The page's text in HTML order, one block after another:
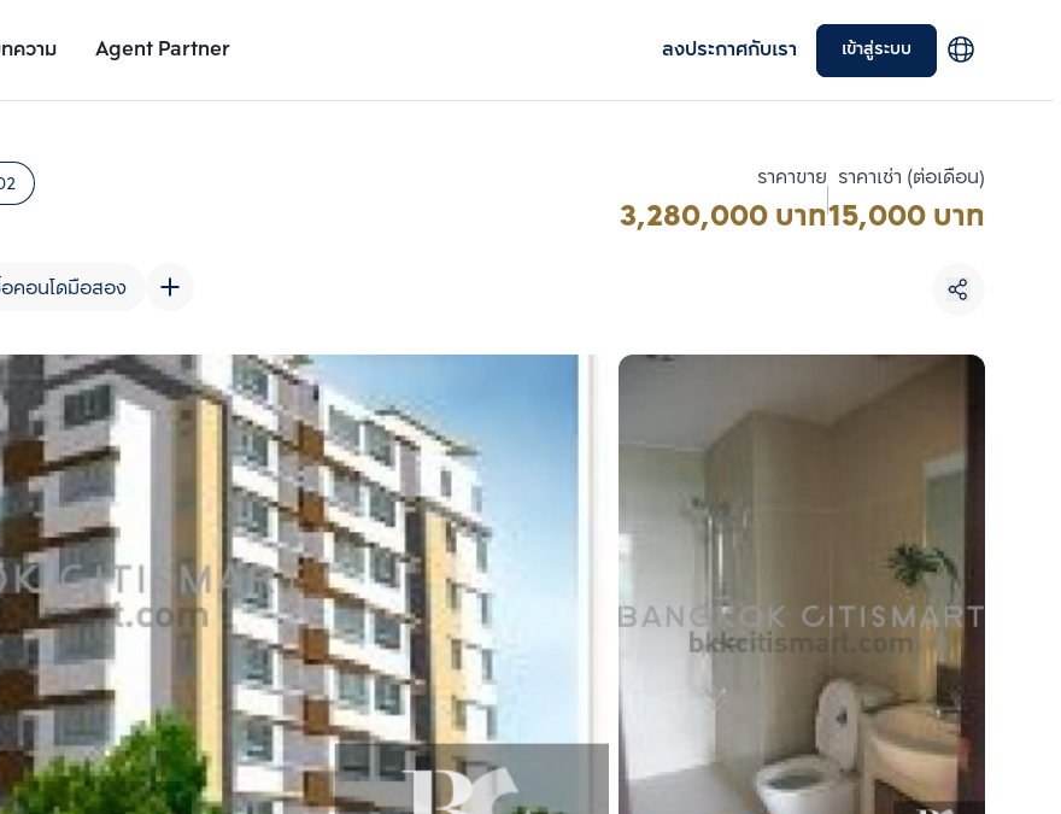
ความ Agent Partner ลงประกาศกับเรา เข้าสู่ระบบ
รายละเอียดยูนิต
คอนโดมือสอง
ราคาขาย
3,280,000 บาท
ราคาเช่า (ต่อเดือน)
15,000 บาท
เพิ่มยูนิตเปรียบเทียบ
รายการที่ 2
เพิ่มยูนิตเปรียบเทียบ
รายการที่ 3
เลือกยูนิตเพื่อเปรียบเทียบ